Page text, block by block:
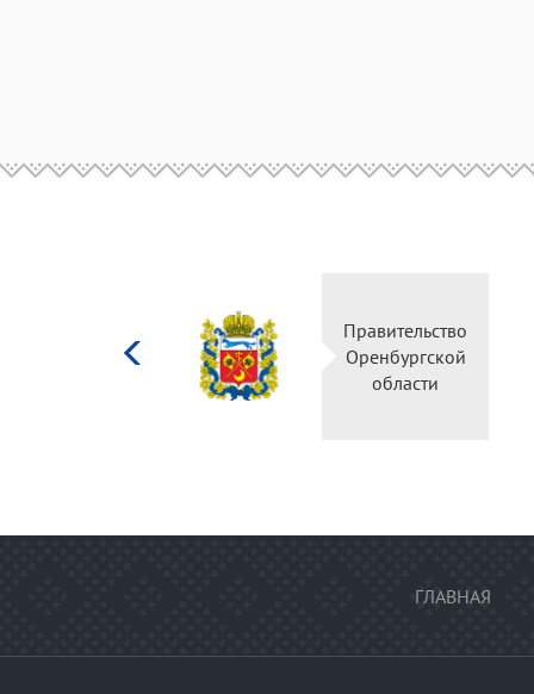
культуры
Российской
Правительство
Оренбургской
области
ГЛАВНАЯ